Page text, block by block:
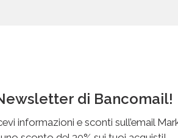
di Bancomail!
informazioni e sconti sull’email